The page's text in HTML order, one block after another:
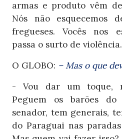
armas e produto vêm
Nós não esquecemos
fregueses. Vocês nos
passa o surto de violência.
O GLOBO: – Mas o que
- Vou dar um toque,
Peguem os barões do
senador, tem generais,
do Paraguai nas